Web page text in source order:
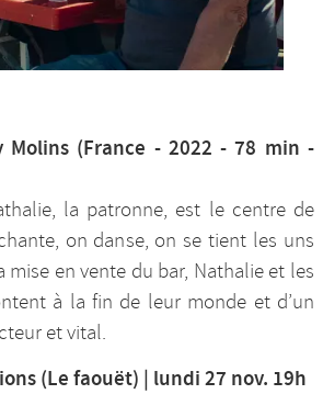
Molins (France - 2022 - 78 min -
la patronne, est le centre de
on danse, on se tient les uns
mise en vente du bar, Nathalie et les
à la fin de leur monde et d’un
et vital.
(Le faouët) | lundi 27 nov. 19h